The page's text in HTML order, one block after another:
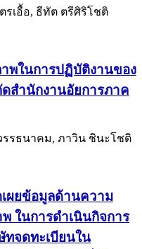
เอื้อ, ธีทัต ตรีศิริโชติ
พในการปฏิบัติงานของ
สำนักงานอัยการภาค
รรธนาคม, ภาวิน ชินะโชติ
ผยข้อมูลด้านความ
ในการดำเนินกิจการ
ทจดทะเบียนใน